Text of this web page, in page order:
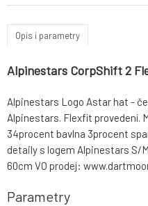
Opis i parametry
Alpinestars CorpShift 2
Alpinestars Logo Astar hat -
Alpinestars. Flexfit provedení.
34procent bavlna 3procent
detaily s logem Alpinestars S/
60cm VO prodej:
Parametry